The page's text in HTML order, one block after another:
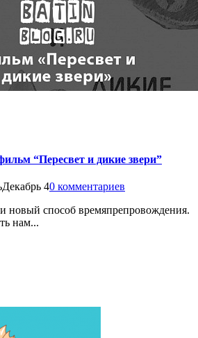
“Пересвет и дикие звери”
Декабрь 40 комментариев
способ времяпрепровождения.
нам...